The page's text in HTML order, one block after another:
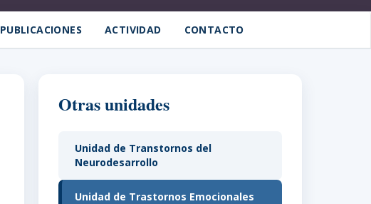
PUBLICACIONES ACTIVIDAD CONTACTO
Otras unidades
Unidad de Transtornos del
Neurodesarrollo
Unidad de Trastornos Emocionales